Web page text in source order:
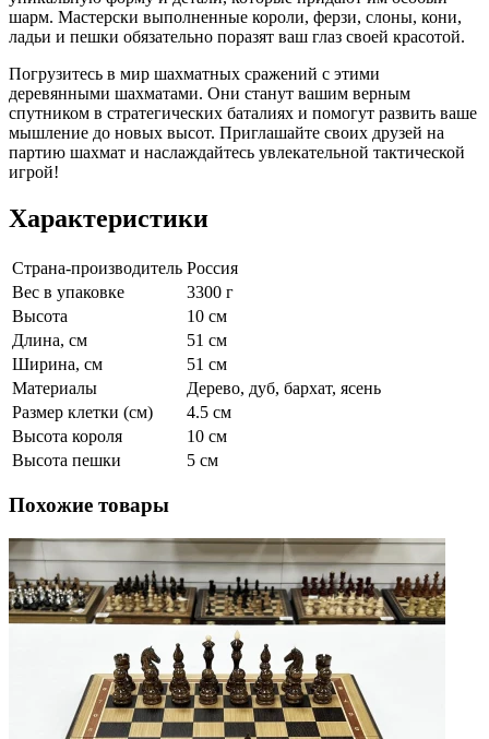
шарм. Мастерски выполненные короли, ферзи, слоны, кони,
ладьи и пешки обязательно поразят ваш глаз своей красотой.
Погрузитесь в мир шахматных сражений с этими
деревянными шахматами. Они станут вашим верным
спутником в стратегических баталиях и помогут развить ваше
мышление до новых высот. Приглашайте своих друзей на
партию шахмат и наслаждайтесь увлекательной тактической
игрой!
Характеристики
Страна-производитель Россия
Вес в упаковке
3300 г
Высота
10 см
Длина, см
51 см
Ширина, см
51 см
Материалы
Дерево, дуб, бархат, ясень
Размер клетки (см)
4.5 см
Высота короля
10 см
Высота пешки
5 см
Похожие товары